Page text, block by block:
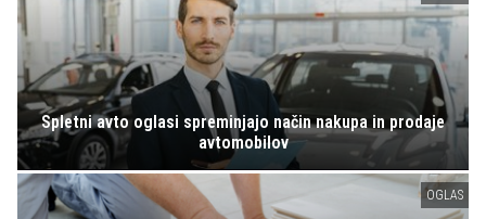
Spletni avto oglasi spreminjajo način nakupa in prodaje
avtomobilov
OGLAS